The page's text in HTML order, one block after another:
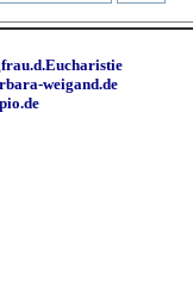
weigand.de